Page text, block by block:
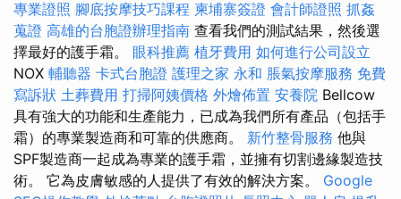
專業證照 腳底按摩技巧課程 柬埔寨簽證 會計師證照 抓姦
蒐證 高雄的台胞證辦理指南 查看我們的測試結果，然後選
擇最好的護手霜。 眼科推薦 植牙費用 如何進行公司設立
NOX 輔聽器 卡式台胞證 護理之家 永和 脹氣按摩服務 免費
寫訴狀 土葬費用 打掃阿姨價格 外燴佈置 安養院 Bellcow
具有強大的功能和生產能力，已成為我們所有產品（包括手
霜）的專業製造商和可靠的供應商。 新竹整骨服務 他與
SPF製造商一起成為專業的護手霜，並擁有切割邊緣製造技
術。 它為皮膚敏感的人提供了有效的解決方案。 Google